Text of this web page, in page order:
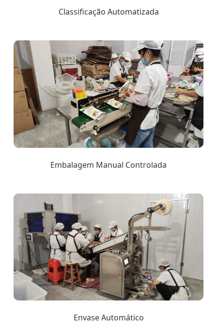
Classificação Automatizada
Embalagem Manual Controlada
Envase Automático